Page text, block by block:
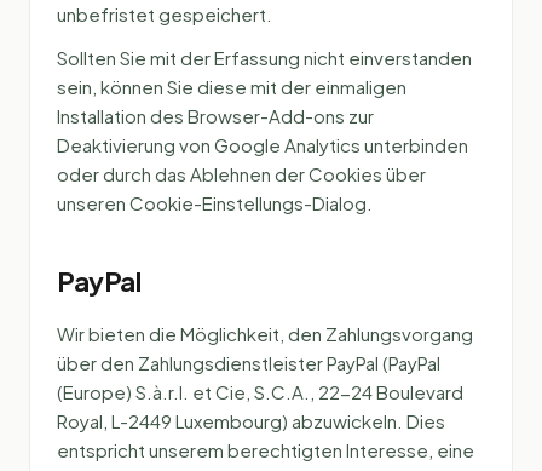
unbefristet gespeichert.
Sollten Sie mit der Erfassung nicht einverstanden
sein, können Sie diese mit der einmaligen
Installation des Browser-Add-ons zur
Deaktivierung von Google Analytics unterbinden
oder durch das Ablehnen der Cookies über
unseren Cookie-Einstellungs-Dialog.
PayPal
Wir bieten die Möglichkeit, den Zahlungsvorgang
über den Zahlungsdienstleister PayPal (PayPal
(Europe) S.à.r.l. et Cie, S.C.A., 22-24 Boulevard
Royal, L-2449 Luxembourg) abzuwickeln. Dies
entspricht unserem berechtigten Interesse, eine